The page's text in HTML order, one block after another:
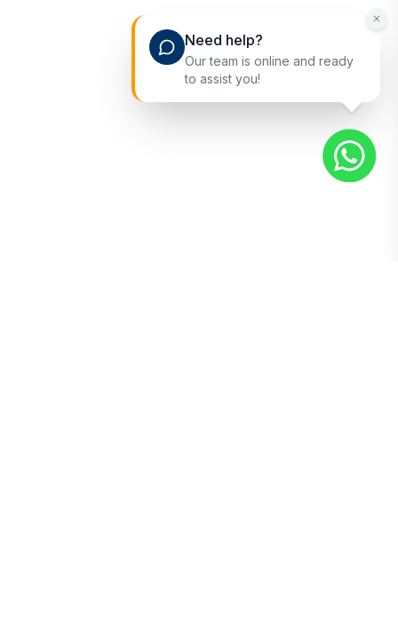
Need help?
Our team is online and ready
to assist you!